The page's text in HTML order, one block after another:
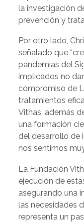
la investigación
prevención y
Por otro lado,
señalado que
pandemias del
implicados no
compromiso de
tratamientos
Vithas, además
una formación
del desarrollo de
nos sentimos
La Fundación
ejecución de
asegurando una
las necesidades
representa un